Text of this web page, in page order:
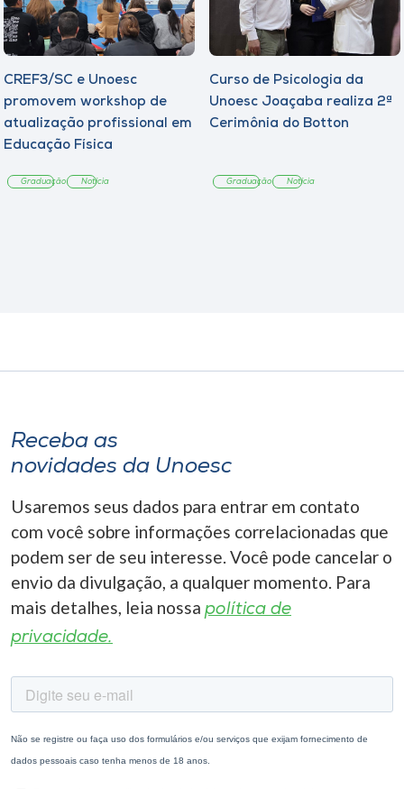
CREF3/SC e Unoesc
promovem workshop de
atualização profissional em
Educação Física
Graduação Notícia
Curso de Psicologia da
Unoesc Joaçaba realiza 2ª
Cerimônia do Botton
Graduação Notícia
Receba as
novidades da Unoesc
Usaremos seus dados para entrar em contato
com você sobre informações correlacionadas que
podem ser de seu interesse. Você pode cancelar o
envio da divulgação, a qualquer momento. Para
mais detalhes, leia nossa política de
privacidade.